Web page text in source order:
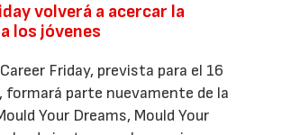
volverá a acercar la
los jóvenes
Friday, prevista para el 16
formará parte nuevamente de la
Your Dreams, Mould Your